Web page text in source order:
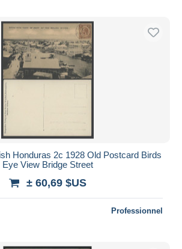
Honduras 2c 1928 Old Postcard Birds
Eye View Bridge Street
± 60,69 $US
Professionnel